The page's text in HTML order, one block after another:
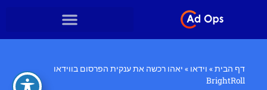
דף הבית» וידאו » יאהו רכשה את ענקית הפרסום בווידאו
BrightRoll